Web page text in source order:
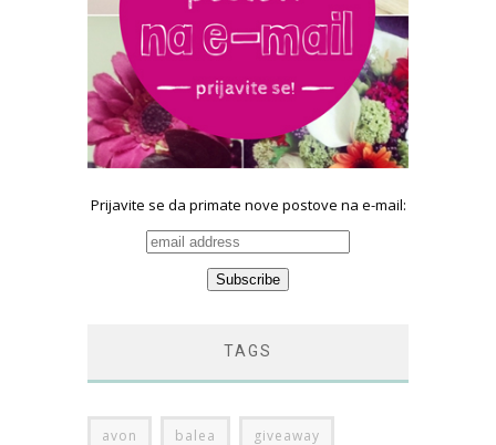
Prijavite se da primate nove postove na e-mail:
TAGS
avon balea giveaway